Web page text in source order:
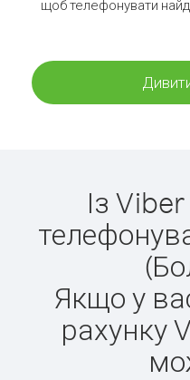
щоб телефонувати
Із
Якщо у
рахунку